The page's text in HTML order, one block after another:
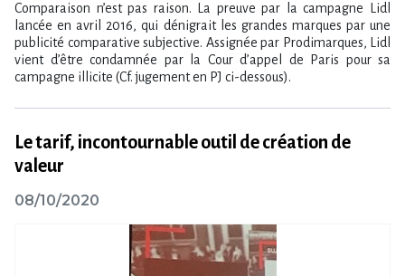
Comparaison n’est pas raison. La preuve par la campagne Lidl
lancée en avril 2016, qui dénigrait les grandes marques par une
publicité comparative subjective. Assignée par Prodimarques, Lidl
vient d’être condamnée par la Cour d’appel de Paris pour sa
campagne illicite (Cf. jugement en PJ ci-dessous).
Le tarif, incontournable outil de création de
valeur
08/10/2020